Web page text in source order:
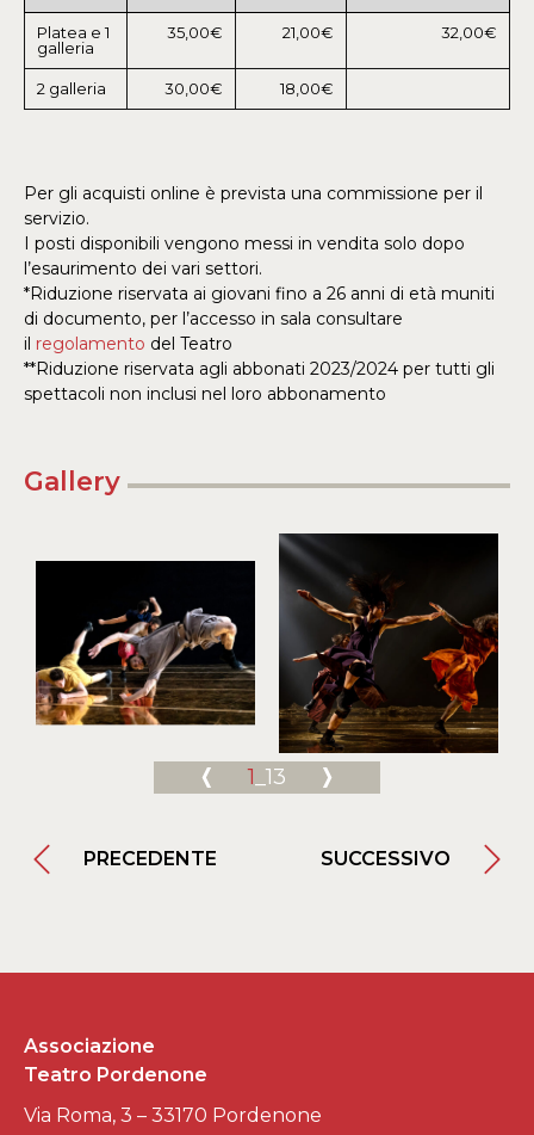
Platea e 1
galleria
35,00€ 21,00€ 32,00€
2 galleria 30,00€ 18,00€
Per gli acquisti online è prevista una commissione per il
servizio.
I posti disponibili vengono messi in vendita solo dopo
l’esaurimento dei vari settori.
*Riduzione riservata ai giovani fino a 26 anni di età muniti
di documento, per l’accesso in sala consultare
il regolamento del Teatro
**Riduzione riservata agli abbonati 2023/2024 per tutti gli
spettacoli non inclusi nel loro abbonamento
Gallery
1 _13
PRECEDENTE SUCCESSIVO
Associazione
Teatro Pordenone
Via Roma, 3 – 33170 Pordenone